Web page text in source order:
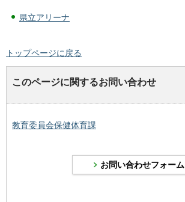
県立アリーナ
トップページに戻る
このページに関するお問い合わせ
教育委員会保健体育課